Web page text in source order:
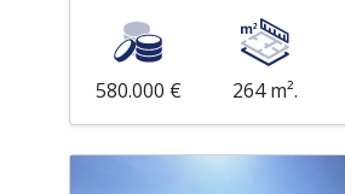
580.000 € 264 m².